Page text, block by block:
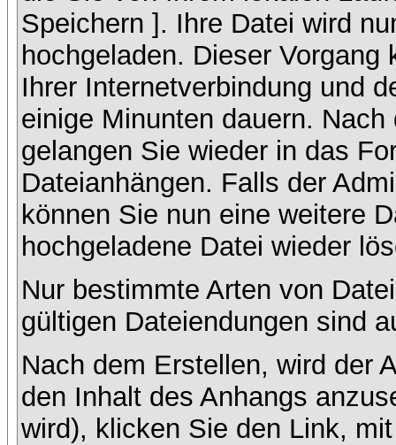
Speichern ]. Ihre Datei wird
hochgeladen. Dieser
Ihrer Internetverbindung und
einige Minunten dauern.
gelangen Sie wieder in das
Dateianhängen. Falls der
können Sie nun eine weitere
hochgeladene Datei wieder
Nur bestimmte Arten von
gültigen Dateiendungen sind
Nach dem Erstellen, wird der
den Inhalt des Anhangs
wird), klicken Sie den Link,